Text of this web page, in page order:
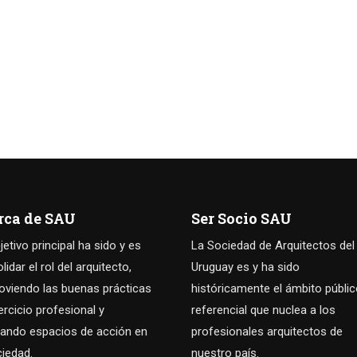
de SAU
principal ha sido y es
el rol del arquitecto,
las buenas prácticas
profesional y
espacios de acción en
Ser Socio SAU
La Sociedad de Arquitectos del
Uruguay es y ha sido
históricamente el ámbito
referencial que nuclea a los
profesionales arquitectos de
nuestro país.